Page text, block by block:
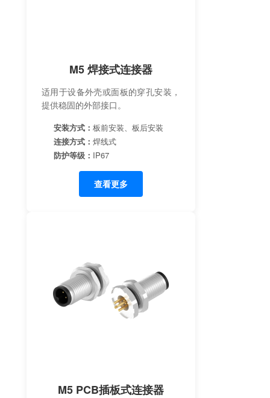
M5 焊接式连接器
适用于设备外壳或面板的穿孔安装，
提供稳固的外部接口。
安装方式： 板前安装、板后安装
连接方式： 焊线式
防护等级： IP67
查看更多
M5 PCB插板式连接器